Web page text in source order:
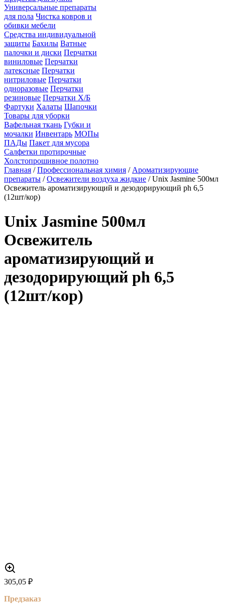
Универсальные препараты
для пола Чистка ковров и
обивки мебели
Средства индивидуальной
защиты Бахилы Ватные
палочки и диски Перчатки
виниловые Перчатки
латексные Перчатки
нитриловые Перчатки
одноразовые Перчатки
резиновые Перчатки Х/Б
Фартуки Халаты Шапочки
Товары для уборки
Вафельная ткань Губки и
мочалки Инвентарь МОПы
ПАДы Пакет для мусора
Салфетки протирочные
Холстопрошивное полотно
Главная /Профессиональная химия / Ароматизирующие
препараты /Освежители воздуха жидкие / Unix Jasmine 500мл
Освежитель ароматизирующий и дезодорирующий ph 6,5
(12шт/кор)
Unix Jasmine 500мл
Освежитель
ароматизирующий и
дезодорирующий ph 6,5
(12шт/кор)
305,05 ₽
Предзаказ